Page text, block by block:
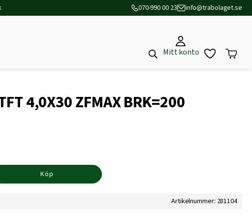
070-990 00 23 info@trabolaget.se
Mitt konto
4,0X30 ZFMAX BRK=200
Köp
Artikelnummer: 281104